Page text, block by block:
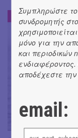
ΝΕΑ
Συμπληρώστε
συνδρομητής
μόνο για την
και περιοδικών
αποδέχεστε την
email: